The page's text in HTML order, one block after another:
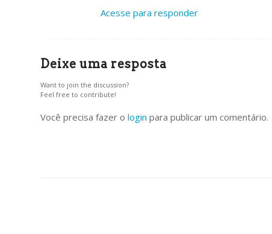
Acesse para responder
Deixe uma resposta
Want to join the discussion?
Feel free to contribute!
Você precisa fazer o login para publicar um comentário.